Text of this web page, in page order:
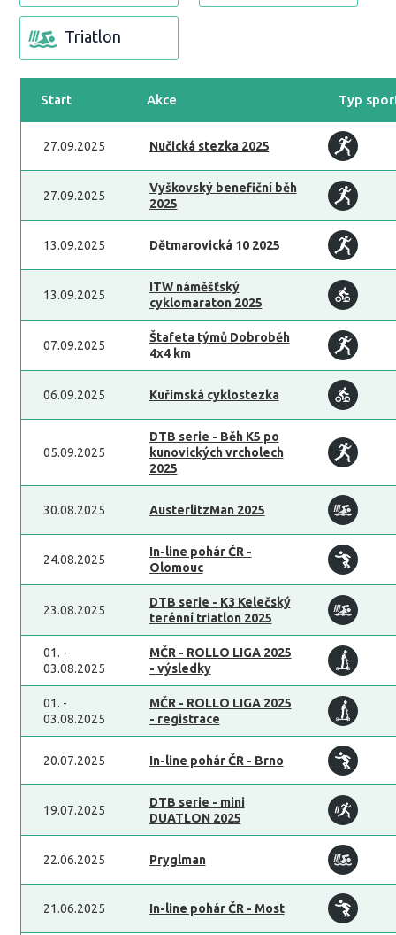
Triatlon
Start Akce Typ
27.09.2025 Nučická stezka 2025
27.09.2025
Vyškovský benefiční běh
2025
13.09.2025 Dětmarovická 10 2025
13.09.2025
ITW náměšťský
cyklomaraton 2025
07.09.2025
Štafeta týmů Dobroběh
4x4 km
06.09.2025 Kuřimská cyklostezka
05.09.2025
DTB serie - Běh K5 po
kunovických vrcholech
2025
30.08.2025 AusterlitzMan 2025
24.08.2025
In-line pohár ČR -
Olomouc
23.08.2025
DTB serie - K3 Kelečský
terénní triatlon 2025
01. -
03.08.2025
MČR - ROLLO LIGA 2025
- výsledky
01. -
03.08.2025
MČR - ROLLO LIGA 2025
- registrace
20.07.2025 In-line pohár ČR - Brno
19.07.2025
DTB serie - mini
DUATLON 2025
22.06.2025 Pryglman
21.06.2025 In-line pohár ČR - Most